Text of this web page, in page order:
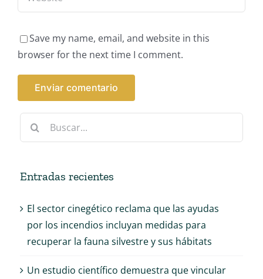
Save my name, email, and website in this
browser for the next time I comment.
Buscar:
Entradas recientes
El sector cinegético reclama que las ayudas
por los incendios incluyan medidas para
recuperar la fauna silvestre y sus hábitats
Un estudio científico demuestra que vincular